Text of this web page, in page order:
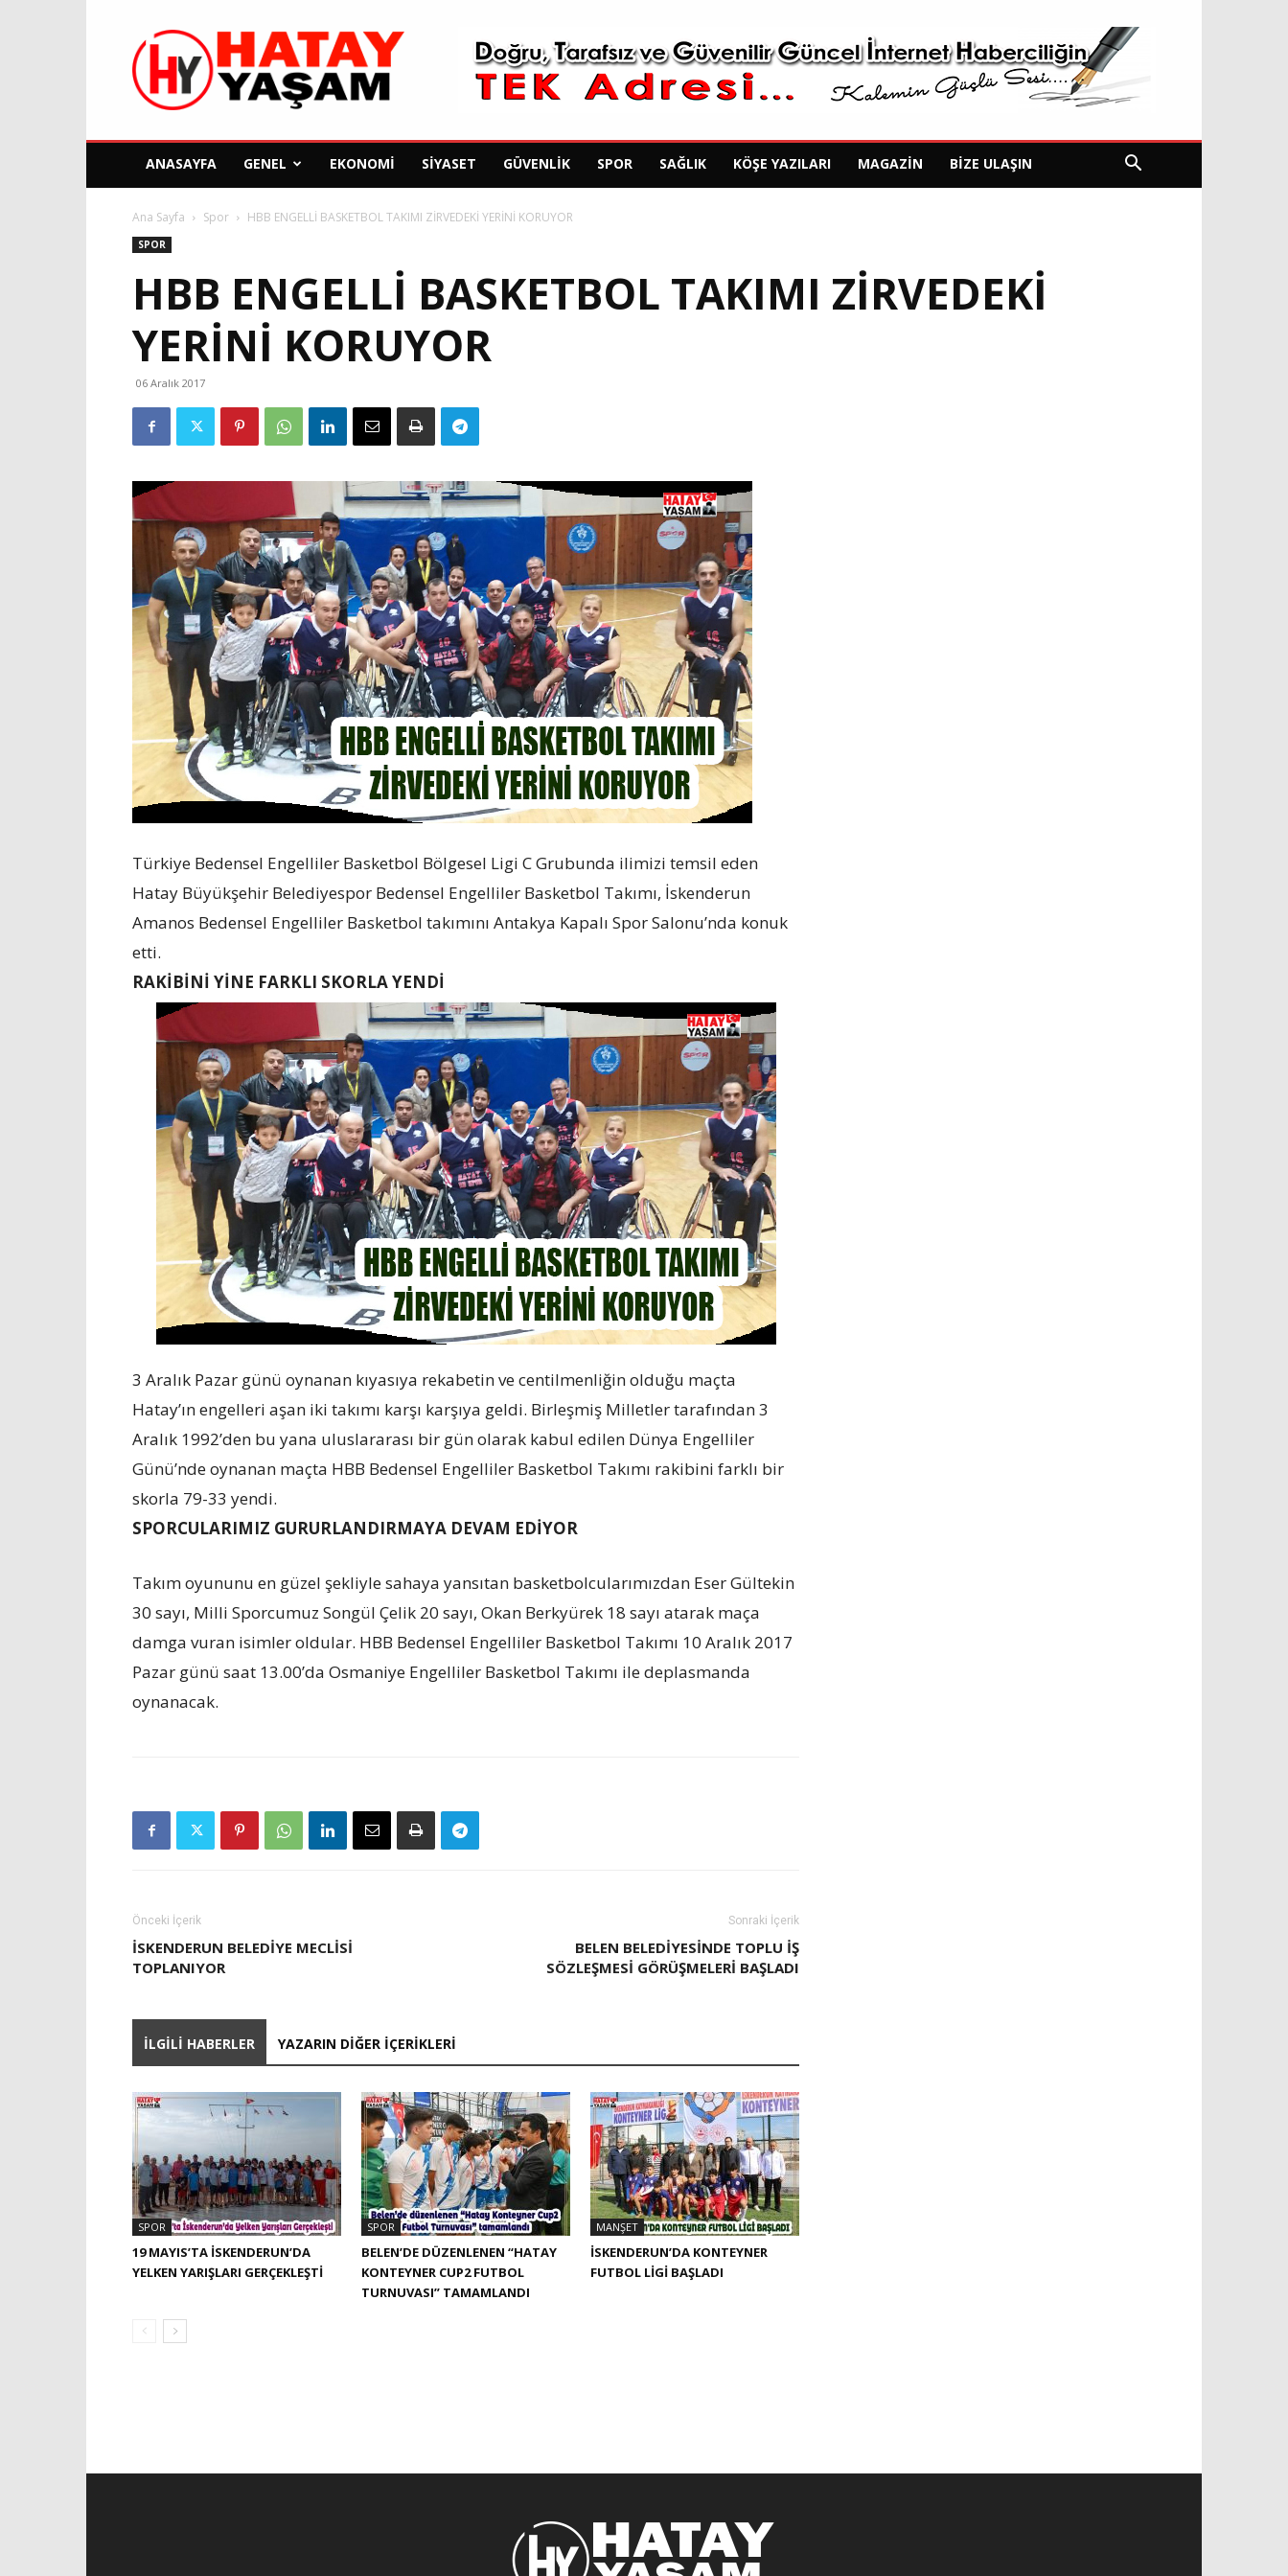
Hatay
Yaşam
Gazetesi
ANASAYFA GENEL EKONOMI SIYASET GÜVENLIK SPOR SAĞLIK KÖŞE YAZILARI MAGAZIN BIZE ULAŞIN
Ana Sayfa Spor HBB ENGELLİ BASKETBOL TAKIMI ZİRVEDEKİ YERİNİ KORUYOR
SPOR
HBB ENGELLİ BASKETBOL TAKIMI ZİRVEDEKİ
YERİNİ KORUYOR
06 Aralık 2017
Türkiye Bedensel Engelliler Basketbol Bölgesel Ligi C Grubunda ilimizi temsil eden
Hatay Büyükşehir Belediyespor Bedensel Engelliler Basketbol Takımı, İskenderun
Amanos Bedensel Engelliler Basketbol takımını Antakya Kapalı Spor Salonu’nda konuk
etti.
RAKİBİNİ YİNE FARKLI SKORLA YENDİ
3 Aralık Pazar günü oynanan kıyasıya rekabetin ve centilmenliğin olduğu maçta
Hatay’ın engelleri aşan iki takımı karşı karşıya geldi. Birleşmiş Milletler tarafından 3
Aralık 1992’den bu yana uluslararası bir gün olarak kabul edilen Dünya Engelliler
Günü’nde oynanan maçta HBB Bedensel Engelliler Basketbol Takımı rakibini farklı bir
skorla 79-33 yendi.
SPORCULARIMIZ GURURLANDIRMAYA DEVAM EDİYOR
Takım oyununu en güzel şekliyle sahaya yansıtan basketbolcularımızdan Eser Gültekin
30 sayı, Milli Sporcumuz Songül Çelik 20 sayı, Okan Berkyürek 18 sayı atarak maça
damga vuran isimler oldular. HBB Bedensel Engelliler Basketbol Takımı 10 Aralık 2017
Pazar günü saat 13.00’da Osmaniye Engelliler Basketbol Takımı ile deplasmanda
oynanacak.
Önceki İçerik
İSKENDERUN BELEDİYE MECLİSİ
TOPLANIYOR
Sonraki İçerik
BELEN BELEDIYESINDE TOPLU İŞ
SÖZLEŞMESI GÖRÜŞMELERI BAŞLADI
İLGILI HABERLER YAZARIN DIĞER İÇERIKLERI
SPOR
19 MAYIS’TA İSKENDERUN’DA
YELKEN YARIŞLARI GERÇEKLEŞTI
SPOR
BELEN’DE DÜZENLENEN “HATAY
KONTEYNER CUP2 FUTBOL
TURNUVASI” TAMAMLANDI
MANŞET
İSKENDERUN’DA KONTEYNER
FUTBOL LİGİ BAŞLADI